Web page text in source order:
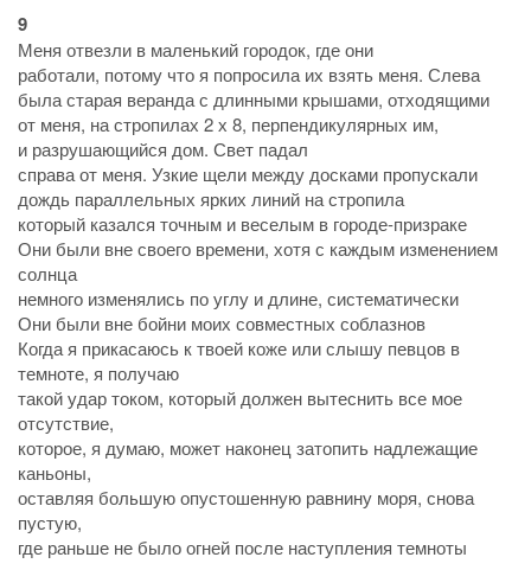
9
Меня отвезли в маленький городок, где они
работали, потому что я попросила их взять меня. Слева
была старая веранда с длинными крышами, отходящими
от меня, на стропилах 2 х 8, перпендикулярных им,
и разрушающийся дом. Свет падал
справа от меня. Узкие щели между досками пропускали
дождь параллельных ярких линий на стропила
который казался точным и веселым в городе-призраке
Они были вне своего времени, хотя с каждым изменением
солнца
немного изменялись по углу и длине, систематически
Они были вне бойни моих совместных соблазнов
Когда я прикасаюсь к твоей коже или слышу певцов в
темноте, я получаю
такой удар током, который должен вытеснить все мое
отсутствие,
которое, я думаю, может наконец затопить надлежащие
каньоны,
оставляя большую опустошенную равнину моря, снова
пустую,
где раньше не было огней после наступления темноты